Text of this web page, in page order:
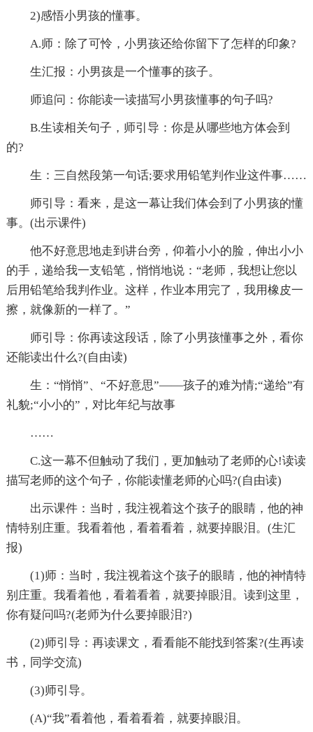
2)感悟小男孩的懂事。
A.师：除了可怜，小男孩还给你留下了怎样的印象?
生汇报：小男孩是一个懂事的孩子。
师追问：你能读一读描写小男孩懂事的句子吗?
B.生读相关句子，师引导：你是从哪些地方体会到
的?
生：三自然段第一句话;要求用铅笔判作业这件事……
师引导：看来，是这一幕让我们体会到了小男孩的懂
事。(出示课件)
他不好意思地走到讲台旁，仰着小小的脸，伸出小小
的手，递给我一支铅笔，悄悄地说：“老师，我想让您以
后用铅笔给我判作业。这样，作业本用完了，我用橡皮一
擦，就像新的一样了。”
师引导：你再读这段话，除了小男孩懂事之外，看你
还能读出什么?(自由读)
生：“悄悄”、“不好意思”——孩子的难为情;“递给”有
礼貌;“小小的”，对比年纪与故事
……
C.这一幕不但触动了我们，更加触动了老师的心!读读
描写老师的这个句子，你能读懂老师的心吗?(自由读)
出示课件：当时，我注视着这个孩子的眼睛，他的神
情特别庄重。我看着他，看着看着，就要掉眼泪。(生汇
报)
(1)师：当时，我注视着这个孩子的眼睛，他的神情特
别庄重。我看着他，看着看着，就要掉眼泪。读到这里，
你有疑问吗?(老师为什么要掉眼泪?)
(2)师引导：再读课文，看看能不能找到答案?(生再读
书，同学交流)
(3)师引导。
(A)“我”看着他，看着看着，就要掉眼泪。